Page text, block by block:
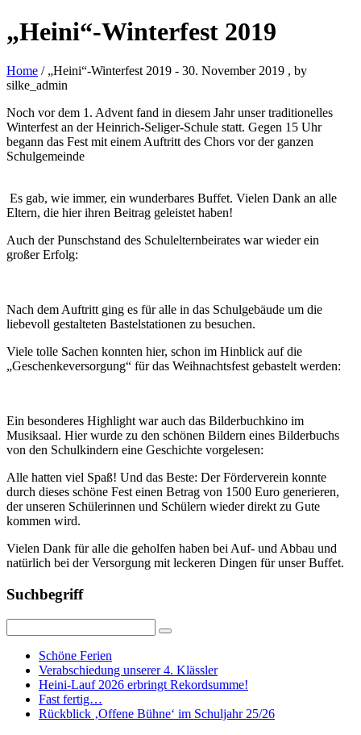
„Heini“-Winterfest 2019
Home / „Heini“-Winterfest 2019 - 30. November 2019 , by
silke_admin
Noch vor dem 1. Advent fand in diesem Jahr unser traditionelles
Winterfest an der Heinrich-Seliger-Schule statt. Gegen 15 Uhr
begann das Fest mit einem Auftritt des Chors vor der ganzen
Schulgemeinde
Es gab, wie immer, ein wunderbares Buffet. Vielen Dank an alle
Eltern, die hier ihren Beitrag geleistet haben!
Auch der Punschstand des Schulelternbeirates war wieder ein
großer Erfolg:
Nach dem Auftritt ging es für alle in das Schulgebäude um die
liebevoll gestalteten Bastelstationen zu besuchen.
Viele tolle Sachen konnten hier, schon im Hinblick auf die
„Geschenkeversorgung“ für das Weihnachtsfest gebastelt werden:
Ein besonderes Highlight war auch das Bilderbuchkino im
Musiksaal. Hier wurde zu den schönen Bildern eines Bilderbuchs
von den Schulkindern eine Geschichte vorgelesen:
Alle hatten viel Spaß! Und das Beste: Der Förderverein konnte
durch dieses schöne Fest einen Betrag von 1500 Euro generieren,
der unseren Schülerinnen und Schülern wieder direkt zu Gute
kommen wird.
Vielen Dank für alle die geholfen haben bei Auf- und Abbau und
natürlich bei der Versorgung mit leckeren Dingen für unser Buffet.
Suchbegriff
Schöne Ferien
Verabschiedung unserer 4. Klässler
Heini-Lauf 2026 erbringt Rekordsumme!
Fast fertig…
Rückblick ‚Offene Bühne‘ im Schuljahr 25/26